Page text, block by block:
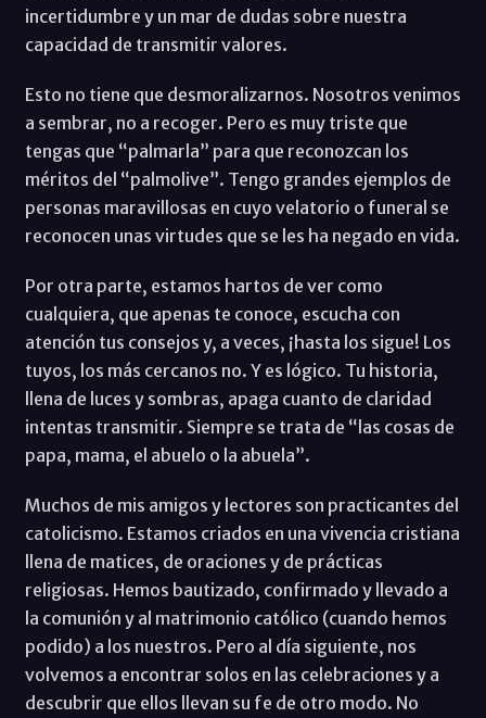
incertidumbre y un mar de dudas sobre nuestra
capacidad de transmitir valores.
Esto no tiene que desmoralizarnos. Nosotros venimos
a sembrar, no a recoger. Pero es muy triste que
tengas que “palmarla” para que reconozcan los
méritos del “palmolive”. Tengo grandes ejemplos de
personas maravillosas en cuyo velatorio o funeral se
reconocen unas virtudes que se les ha negado en vida.
Por otra parte, estamos hartos de ver como
cualquiera, que apenas te conoce, escucha con
atención tus consejos y, a veces, ¡hasta los sigue! Los
tuyos, los más cercanos no. Y es lógico. Tu historia,
llena de luces y sombras, apaga cuanto de claridad
intentas transmitir. Siempre se trata de “las cosas de
papa, mama, el abuelo o la abuela”.
Muchos de mis amigos y lectores son practicantes del
catolicismo. Estamos criados en una vivencia cristiana
llena de matices, de oraciones y de prácticas
religiosas. Hemos bautizado, confirmado y llevado a
la comunión y al matrimonio católico (cuando hemos
podido) a los nuestros. Pero al día siguiente, nos
volvemos a encontrar solos en las celebraciones y a
descubrir que ellos llevan su fe de otro modo. No